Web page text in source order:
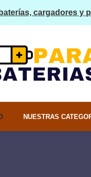
cargadores y
NUESTRAS